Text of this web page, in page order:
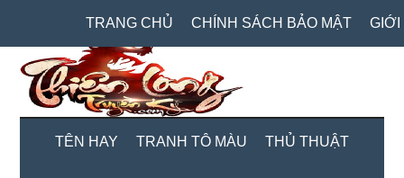
main
content
secondary
menu
primary
sidebar
TRANG CHỦ CHÍNH SÁCH BẢO MẬT GIỚI
TÊN HAY TRANH TÔ MÀU THỦ THUẬT